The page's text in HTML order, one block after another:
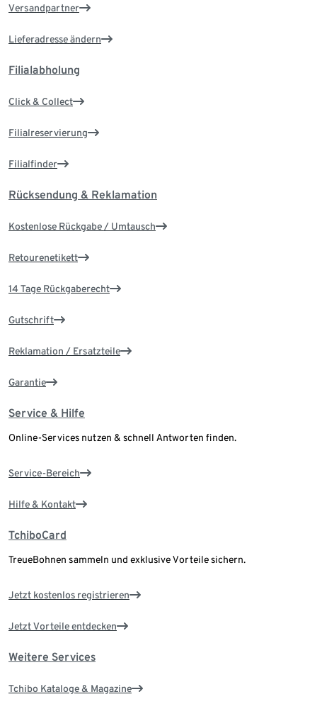
Versandpartner
Lieferadresse ändern
Filialabholung
Click & Collect
Filialreservierung
Filialfinder
Rücksendung & Reklamation
Kostenlose Rückgabe / Umtausch
Retourenetikett
14 Tage Rückgaberecht
Gutschrift
Reklamation / Ersatzteile
Garantie
Service & Hilfe
Online-Services nutzen & schnell Antworten finden.
Service-Bereich
Hilfe & Kontakt
TchiboCard
TreueBohnen sammeln und exklusive Vorteile sichern.
Jetzt kostenlos registrieren
Jetzt Vorteile entdecken
Weitere Services
Tchibo Kataloge & Magazine